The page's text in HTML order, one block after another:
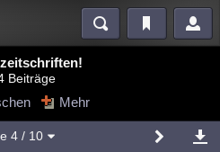
Blogs Videos
Beiträge
Mehr
4/ 10